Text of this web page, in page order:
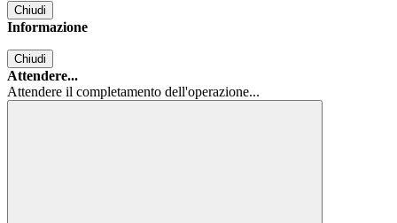
Chiudi
Informazione
Chiudi
Attendere...
Attendere il completamento dell'operazione...